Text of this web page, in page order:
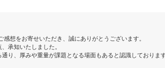
想をお寄せいただき、誠にありがとうございます。
承知いたしました。
り、厚みや重量が課題となる場面もあると認識しております